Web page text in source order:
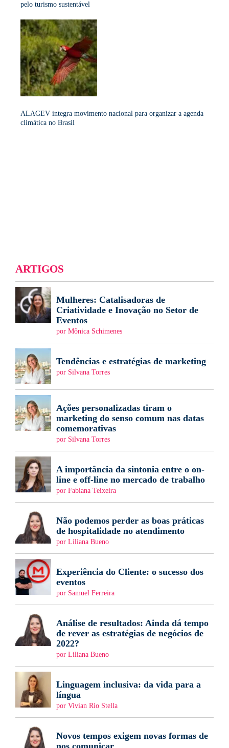
pelo turismo sustentável
ALAGEV integra movimento nacional para organizar a agenda
climática no Brasil
ARTIGOS
Mulheres: Catalisadoras de
Criatividade e Inovação no Setor de
Eventos
por Mônica Schimenes
Tendências e estratégias de marketing
por Silvana Torres
Ações personalizadas tiram o
marketing do senso comum nas datas
comemorativas
por Silvana Torres
A importância da sintonia entre o on-
line e off-line no mercado de trabalho
por Fabiana Teixeira
Não podemos perder as boas práticas
de hospitalidade no atendimento
por Liliana Bueno
Experiência do Cliente: o sucesso dos
eventos
por Samuel Ferreira
Análise de resultados: Ainda dá tempo
de rever as estratégias de negócios de
2022?
por Liliana Bueno
Linguagem inclusiva: da vida para a
língua
por Vivian Rio Stella
Novos tempos exigem novas formas de